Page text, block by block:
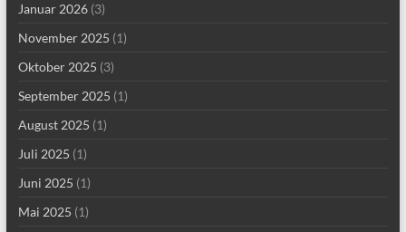
Januar 2026(3)
November 2025 (1)
Oktober 2025 (3)
September 2025 (1)
August 2025 (1)
Juli 2025 (1)
Juni 2025 (1)
Mai 2025 (1)